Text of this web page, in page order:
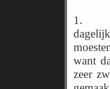
want
zeer